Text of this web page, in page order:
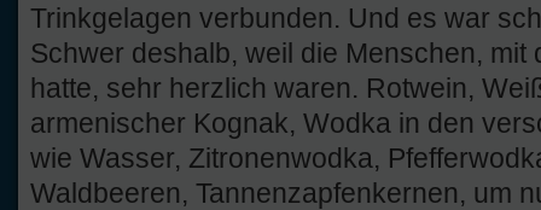
Trinkgelagen verbunden. Und es war
Schwer deshalb, weil die Menschen, mit
hatte, sehr herzlich waren. Rotwein,
armenischer Kognak, Wodka in den
wie Wasser, Zitronenwodka,
Waldbeeren, Tannenzapfenkernen, um